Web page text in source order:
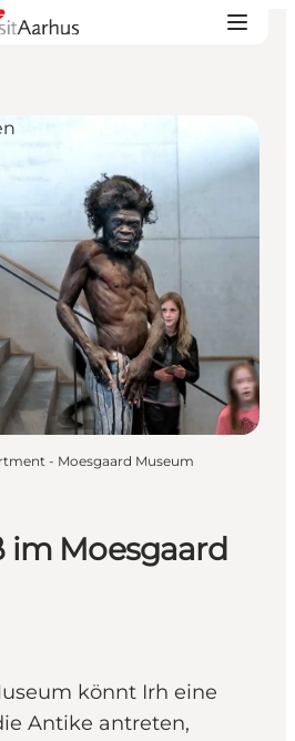
im Moesgaard
könnt Irh eine
Antike antreten,
- Moesgaard Museum